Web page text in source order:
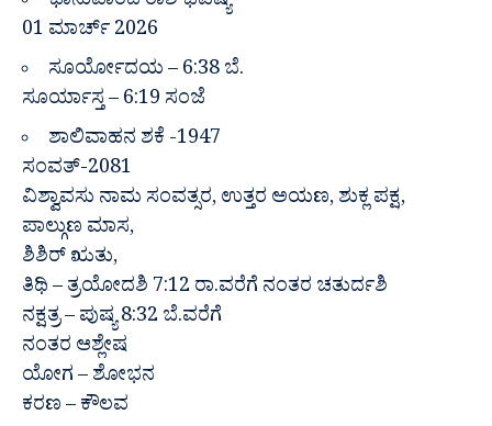
01 ಮಾರ್ಚ್ 2026
ಸೂರ್ಯೋದಯ – 6:38 ಬೆ.
ಸೂರ್ಯಾಸ್ತ – 6:19 ಸಂಜೆ
ಶಾಲಿವಾಹನ ಶಕೆ -1947
ಸಂವತ್-2081
ವಿಶ್ವಾವಸು ನಾಮ ಸಂವತ್ಸರ, ಉತ್ತರ ಅಯಣ, ಶುಕ್ಲ ಪಕ್ಷ,
ಪಾಲ್ಗುಣ ಮಾಸ,
ಶಿಶಿರ್ ಋತು,
ತಿಥಿ – ತ್ರಯೋದಶಿ 7:12 ರಾ.ವರೆಗೆ ನಂತರ ಚತುರ್ದಶಿ
ನಕ್ಷತ್ರ – ಪುಷ್ಯ 8:32 ಬೆ.ವರೆಗೆ
ನಂತರ ಆಶ್ಲೇಷ
ಯೋಗ – ಶೋಭನ
ಕರಣ – ಕೌಲವ